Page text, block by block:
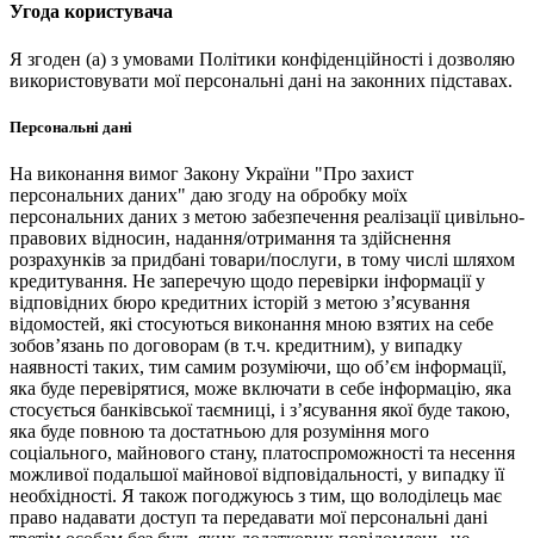
Угода користувача
Я згоден (а) з умовами Політики конфіденційності і дозволяю
використовувати мої персональні дані на законних підставах.
Персональні дані
На виконання вимог Закону України "Про захист
персональних даних" даю згоду на обробку моїх
персональних даних з метою забезпечення реалізації цивільно-
правових відносин, надання/отримання та здійснення
розрахунків за придбані товари/послуги, в тому числі шляхом
кредитування. Не заперечую щодо перевірки інформації у
відповідних бюро кредитних історій з метою з’ясування
відомостей, які стосуються виконання мною взятих на себе
зобов’язань по договорам (в т.ч. кредитним), у випадку
наявності таких, тим самим розуміючи, що об’єм інформації,
яка буде перевірятися, може включати в себе інформацію, яка
стосується банківської таємниці, і з’ясування якої буде такою,
яка буде повною та достатньою для розуміння мого
соціального, майнового стану, платоспроможності та несення
можливої подальшої майнової відповідальності, у випадку її
необхідності. Я також погоджуюсь з тим, що володілець має
право надавати доступ та передавати мої персональні дані